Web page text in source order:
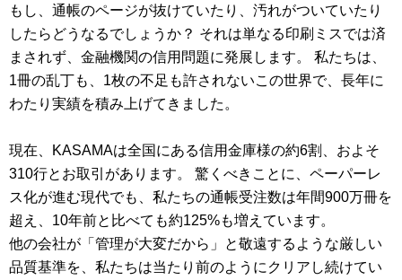
もし、通帳のページが抜けていたり、汚れがついていたり
したらどうなるでしょうか？ それは単なる印刷ミスでは済
まされず、金融機関の信用問題に発展します。 私たちは、
1冊の乱丁も、1枚の不足も許されないこの世界で、長年に
わたり実績を積み上げてきました。
現在、KASAMAは全国にある信用金庫様の約6割、およそ
310行とお取引があります。 驚くべきことに、ペーパーレ
ス化が進む現代でも、私たちの通帳受注数は年間900万冊を
超え、10年前と比べても約125%も増えています。
他の会社が「管理が大変だから」と敬遠するような厳しい
品質基準を、私たちは当たり前のようにクリアし続けてい